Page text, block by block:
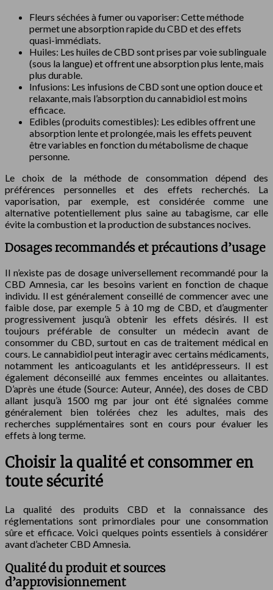
Fleurs séchées à fumer ou vaporiser: Cette méthode
permet une absorption rapide du CBD et des effets
quasi-immédiats.
Huiles: Les huiles de CBD sont prises par voie sublinguale
(sous la langue) et offrent une absorption plus lente, mais
plus durable.
Infusions: Les infusions de CBD sont une option douce et
relaxante, mais l’absorption du cannabidiol est moins
efficace.
Edibles (produits comestibles): Les edibles offrent une
absorption lente et prolongée, mais les effets peuvent
être variables en fonction du métabolisme de chaque
personne.
Le choix de la méthode de consommation dépend des
préférences personnelles et des effets recherchés. La
vaporisation, par exemple, est considérée comme une
alternative potentiellement plus saine au tabagisme, car elle
évite la combustion et la production de substances nocives.
Dosages recommandés et précautions d’usage
Il n’existe pas de dosage universellement recommandé pour la
CBD Amnesia, car les besoins varient en fonction de chaque
individu. Il est généralement conseillé de commencer avec une
faible dose, par exemple 5 à 10 mg de CBD, et d’augmenter
progressivement jusqu’à obtenir les effets désirés. Il est
toujours préférable de consulter un médecin avant de
consommer du CBD, surtout en cas de traitement médical en
cours. Le cannabidiol peut interagir avec certains médicaments,
notamment les anticoagulants et les antidépresseurs. Il est
également déconseillé aux femmes enceintes ou allaitantes.
D’après une étude (Source: Auteur, Année), des doses de CBD
allant jusqu’à 1500 mg par jour ont été signalées comme
généralement bien tolérées chez les adultes, mais des
recherches supplémentaires sont en cours pour évaluer les
effets à long terme.
Choisir la qualité et consommer en
toute sécurité
La qualité des produits CBD et la connaissance des
réglementations sont primordiales pour une consommation
sûre et efficace. Voici quelques points essentiels à considérer
avant d’acheter CBD Amnesia.
Qualité du produit et sources
d’approvisionnement